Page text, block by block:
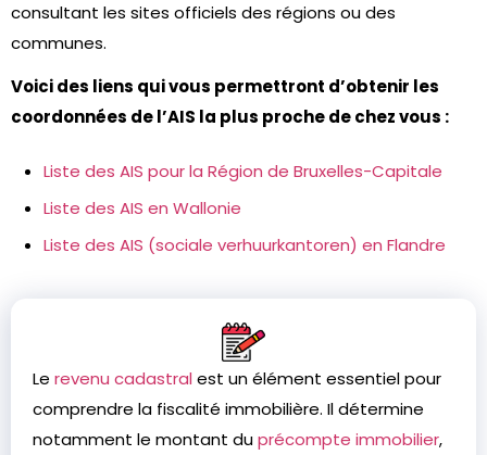
consultant les sites officiels des régions ou des
communes.
Voici des liens qui vous permettront d’obtenir les
coordonnées de l’AIS la plus proche de chez vous :
Liste des AIS pour la Région de Bruxelles-Capitale
Liste des AIS en Wallonie
Liste des AIS (sociale verhuurkantoren) en Flandre
Le revenu cadastral est un élément essentiel pour
comprendre la fiscalité immobilière. Il détermine
notamment le montant duprécompte immobilier,